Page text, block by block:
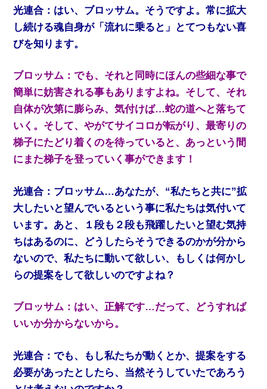
光連合：はい、ブロッサム。そうですよ。常に拡大
し続ける魂自身が「流れに乗ると」とてつもない喜
びを知ります。
ブロッサム：でも、それと同時にほんの些細な事で
簡単に妨害される事もありますよね。そして、それ
自体が次第に膨らみ、気付けば…蛇の道へと落ちて
いく。そして、やがてサイコロが転がり、最寄りの
梯子にたどり着くのを待っていると、あっという間
にまた梯子を登っていく事ができます！
光連合：ブロッサム…あなたが、“私たちと共に”拡
大したいと望んでいるという事に私たちは気付いて
います。あと、１段も２段も飛躍したいと望む気持
ちはあるのに、どうしたらそうできるのかが分から
ないので、私たちに動いて欲しい、もしくは何かし
らの提案をして欲しいのですよね？
ブロッサム：はい、正解です…だって、どうすれば
いいか分からないから。
光連合：でも、もし私たちが動くとか、提案をする
必要があったとしたら、当然そうしていたであろう